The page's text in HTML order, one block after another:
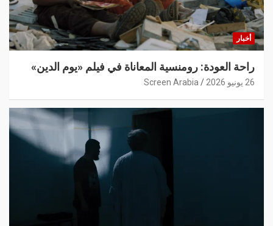
أخبار
راحة العودة: رومنسية المعاناة في فيلم «يوم الدين»
26 يونيو 2026 Screen Arabia